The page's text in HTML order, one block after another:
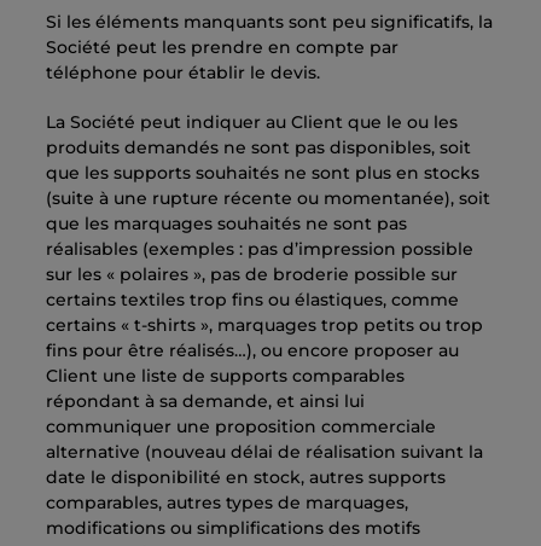
Si les éléments manquants sont peu significatifs, la
Société peut les prendre en compte par
téléphone pour établir le devis.
La Société peut indiquer au Client que le ou les
produits demandés ne sont pas disponibles, soit
que les supports souhaités ne sont plus en stocks
(suite à une rupture récente ou momentanée), soit
que les marquages souhaités ne sont pas
réalisables (exemples : pas d’impression possible
sur les « polaires », pas de broderie possible sur
certains textiles trop fins ou élastiques, comme
certains « t-shirts », marquages trop petits ou trop
fins pour être réalisés…), ou encore proposer au
Client une liste de supports comparables
répondant à sa demande, et ainsi lui
communiquer une proposition commerciale
alternative (nouveau délai de réalisation suivant la
date le disponibilité en stock, autres supports
comparables, autres types de marquages,
modifications ou simplifications des motifs